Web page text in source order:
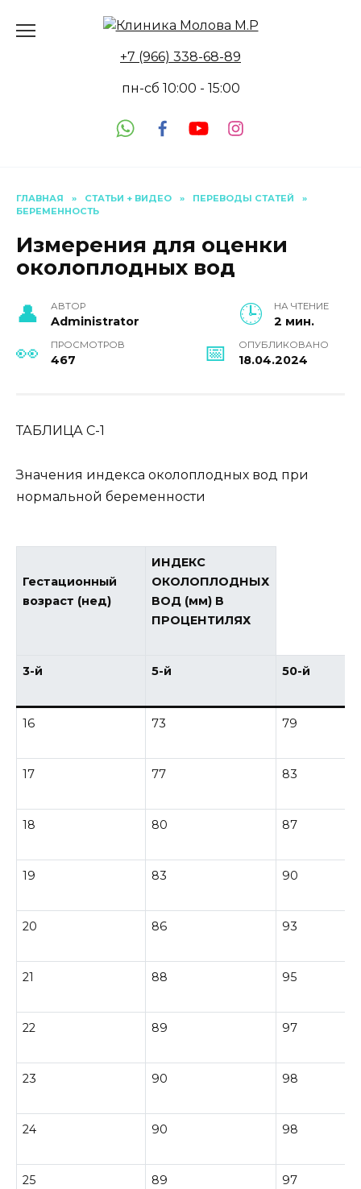
+7 (966) 338-68-89
пн-сб 10:00 - 15:00
ГЛАВНАЯ » СТАТЬИ + ВИДЕО » ПЕРЕВОДЫ СТАТЕЙ
»
БЕРЕМЕННОСТЬ
Измерения для оценки
околоплодных вод
АВТОР
Administrator
НА ЧТЕНИЕ
2 мин.
ПРОСМОТРОВ
467
ОПУБЛИКОВАНО
18.04.2024
ТАБЛИЦА С-1
Значения индекса околоплодных вод при
нормальной беременности
Гестационный
возраст (нед)
ИНДЕКС
ОКОЛОПЛОДНЫХ
ВОД (мм) В
ПРОЦЕНТИЛЯХ
3-й 5-й 50-й
16 73 79
17 77 83
18 80 87
19 83 90
20 86 93
21 88 95
22 89 97
23 90 98
24 90 98
25 89 97